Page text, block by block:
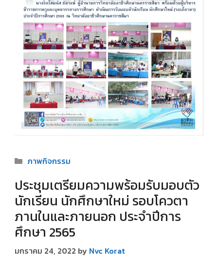
Categories
ภาพกิจกรรม
ประชุมเตรียมความพร้อมรับมอบตัว
นักเรียน นักศึกษาใหม่ รอบโควตา
ภานในและภายนอก ประจำปีการ
ศึกษา 2565
มกราคม 24, 2022 by Nvc Korat